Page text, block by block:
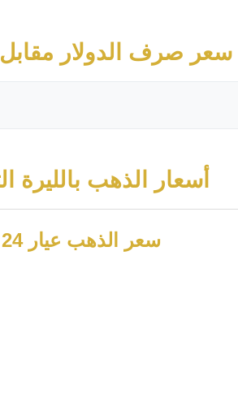
سعر صرف الدولار مقابل
أسعار الذهب بالليرة
سعر الذهب عيار 24